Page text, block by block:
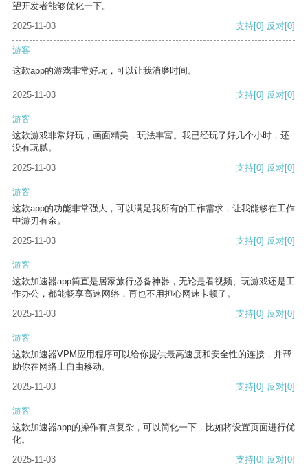
望开发者能够优化一下。
2025-11-03
支持[0] 反对[0]
游客
这款app的游戏非常好玩，可以让我消磨时间。
2025-11-03 支持[0] 反对[0]
游客
这款游戏非常好玩，画面精美，玩法丰富。我已经玩了好几个小时，还
没有玩腻。
2025-11-03
支持[0] 反对[0]
游客
这款app的功能非常强大，可以满足我所有的工作需求，让我能够在工作
中游刃有余。
2025-11-03
支持[0] 反对[0]
游客
这款加速器app简直是居家旅行必备神器，无论是看视频、玩游戏还是工
作办公，都能畅享高速网络，再也不用担心网速卡顿了。
2025-11-03
支持[0] 反对[0]
游客
这款加速器VPM应用程序可以给你提供最高速度和安全性的连接，并帮
助你在网络上自由移动。
2025-11-03
支持[0] 反对[0]
游客
这款加速器app的操作有点复杂，可以简化一下，比如将设置页面进行优
化。
2025-11-03
支持[0] 反对[0]